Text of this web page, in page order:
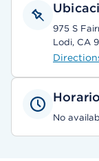
975 S
Lodi, CA
Horario
No